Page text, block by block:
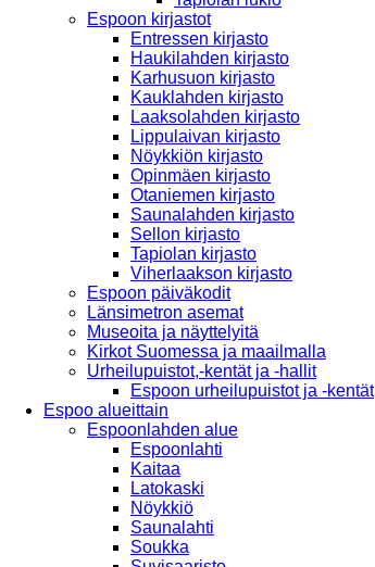
Espoon kirjastot
Entressen kirjasto
Haukilahden kirjasto
Karhusuon kirjasto
Kauklahden kirjasto
Laaksolahden kirjasto
Lippulaivan kirjasto
Nöykkiön kirjasto
Opinmäen kirjasto
Otaniemen kirjasto
Saunalahden kirjasto
Sellon kirjasto
Tapiolan kirjasto
Viherlaakson kirjasto
Espoon päiväkodit
Länsimetron asemat
Museoita ja näyttelyitä
Kirkot Suomessa ja maailmalla
Urheilupuistot,-kentät ja -hallit
Espoon urheilupuistot ja -kentät
Espoo alueittain
Espoonlahden alue
Espoonlahti
Kaitaa
Latokaski
Nöykkiö
Saunalahti
Soukka